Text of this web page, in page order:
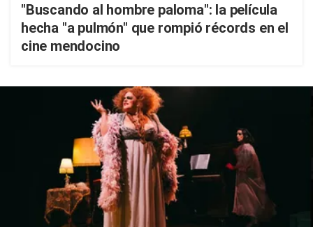
"Buscando al hombre paloma": la película
hecha "a pulmón" que rompió récords en el
cine mendocino